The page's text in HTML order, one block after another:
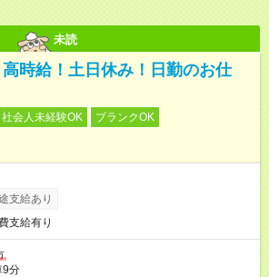
未読
時給！土日休み！日勤のお仕
社会人未経験OK
ブランクOK
支給あり
支給有り
9分